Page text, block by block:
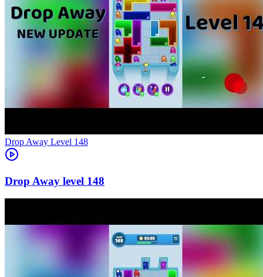
Level 148
148